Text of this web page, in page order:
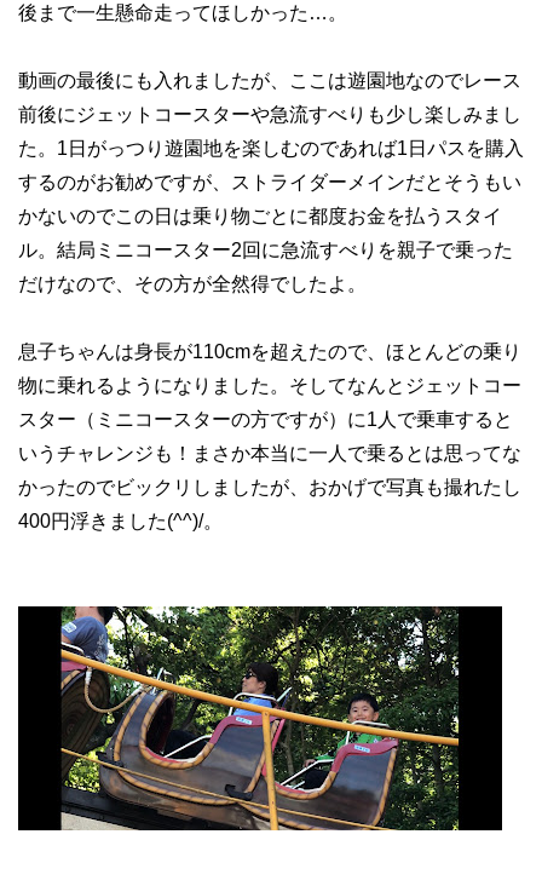
後まで一生懸命走ってほしかった…。
動画の最後にも入れましたが、ここは遊園地なのでレース
前後にジェットコースターや急流すべりも少し楽しみまし
た。1日がっつり遊園地を楽しむのであれば1日パスを購入
するのがお勧めですが、ストライダーメインだとそうもい
かないのでこの日は乗り物ごとに都度お金を払うスタイ
ル。結局ミニコースター2回に急流すべりを親子で乗った
だけなので、その方が全然得でしたよ。
息子ちゃんは身長が110cmを超えたので、ほとんどの乗り
物に乗れるようになりました。そしてなんとジェットコー
スター（ミニコースターの方ですが）に1人で乗車すると
いうチャレンジも！まさか本当に一人で乗るとは思ってな
かったのでビックリしましたが、おかげで写真も撮れたし
400円浮きました(^^)/。